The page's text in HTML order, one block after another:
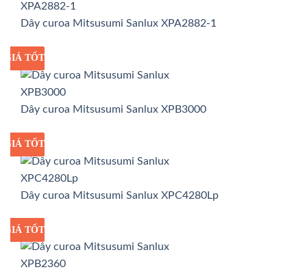
Dây curoa Mitsusumi Sanlux XPA2882-1
GIÁ SỈ
GIÁ TỐT
Dây curoa Mitsusumi Sanlux XPB3000
GIÁ SỈ
GIÁ TỐT
Dây curoa Mitsusumi Sanlux XPC4280Lp
GIÁ SỈ
GIÁ TỐT